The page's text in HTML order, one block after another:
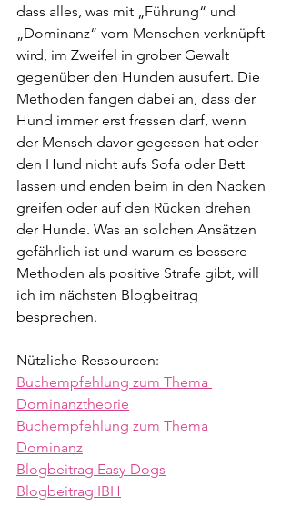
dass alles, was mit „Führung“ und
„Dominanz“ vom Menschen verknüpft
wird, im Zweifel in grober Gewalt
gegenüber den Hunden ausufert. Die
Methoden fangen dabei an, dass der
Hund immer erst fressen darf, wenn
der Mensch davor gegessen hat oder
den Hund nicht aufs Sofa oder Bett
lassen und enden beim in den Nacken
greifen oder auf den Rücken drehen
der Hunde. Was an solchen Ansätzen
gefährlich ist und warum es bessere
Methoden als positive Strafe gibt, will
ich im nächsten Blogbeitrag
besprechen.
Nützliche Ressourcen:
Buchempfehlung zum Thema
Dominanztheorie
Buchempfehlung zum Thema
Dominanz
Blogbeitrag Easy-Dogs
Blogbeitrag IBH